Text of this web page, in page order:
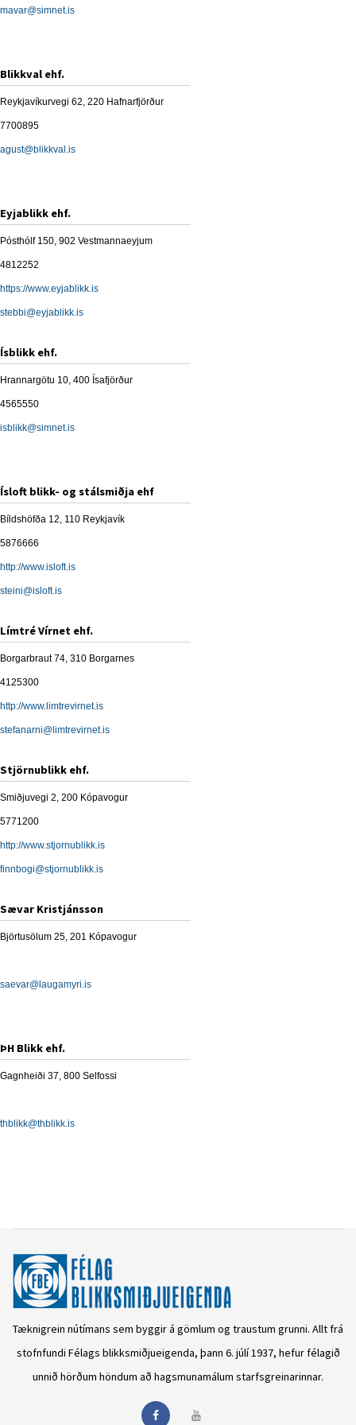
mavar@simnet.is
Blikkval ehf.
Reykjavíkurvegi 62, 220 Hafnarfjörður
7700895
agust@blikkval.is
Eyjablikk ehf.
Pósthólf 150, 902 Vestmannaeyjum
4812252
https://www.eyjablikk.is
stebbi@eyjablikk.is
Ísblikk ehf.
Hrannargötu 10, 400 Ísafjörður
4565550
isblikk@simnet.is
Ísloft blikk- og stálsmiðja ehf
Bíldshöfða 12, 110 Reykjavík
5876666
http://www.isloft.is
steini@isloft.is
Límtré Vírnet ehf.
Borgarbraut 74, 310 Borgarnes
4125300
http://www.limtrevirnet.is
stefanarni@limtrevirnet.is
Stjörnublikk ehf.
Smiðjuvegi 2, 200 Kópavogur
5771200
http://www.stjornublikk.is
finnbogi@stjornublikk.is
Sævar Kristjánsson
Björtusölum 25, 201 Kópavogur
saevar@laugamyri.is
ÞH Blikk ehf.
Gagnheiði 37, 800 Selfossi
thblikk@thblikk.is
Tæknigrein nútímans sem byggir á gömlum og traustum grunni. Allt frá
stofnfundi Félags blikksmiðjueigenda, þann 6. júlí 1937, hefur félagið
unnið hörðum höndum að hagsmunamálum starfsgreinarinnar.